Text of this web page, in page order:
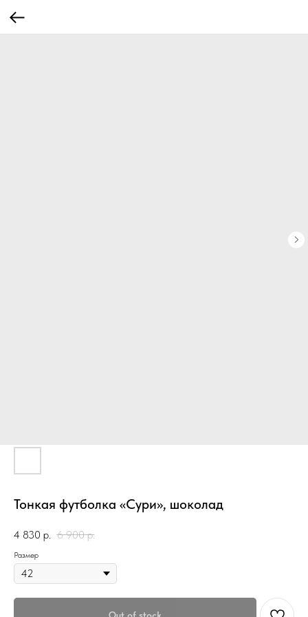
Тонкая футболка «Сури», шоколад
4 830 р. 6 900 р.
Размер
Out of stock